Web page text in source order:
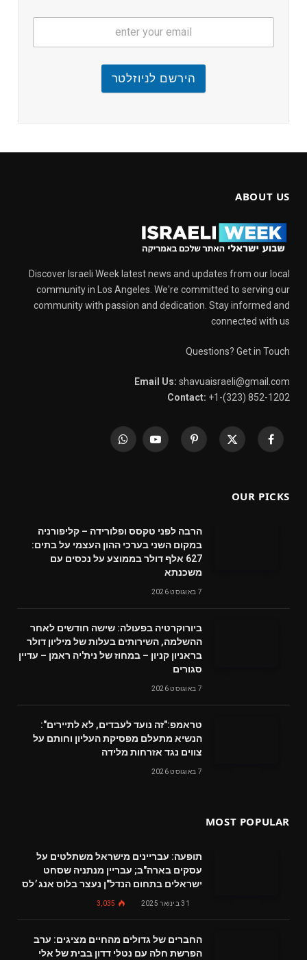
הירשם לניוזלטר
ABOUT US
Discover Israeli Week latest news and updates from our local
community in Los Angeles. We're committed to serving our
community with passion and dedication. Stay informed and
connected with us
Questions? Get in Touch
Email Us: shavuaisraeli@gmail.com
Contact: +1-(323) 852-1202
Facebook
X
Pinterest
YouTube
WhatsApp
OUR PICKS
הרבה לפני טקסס ופלורידה – קליפורניה
במקום השני בערכי ההון העצמי על בתים:
627 אלף דולר בממוצע על נכסים עם
משכנתא
7 באוגוסט 2026
ביורוקרטיה בפעולה: שישה חודשים לאחר
ההשלמה, השירותים בעלות של מיליון דולר
בראניון קניון – במחוז של נית'יה ראמן – עדיין
סגורים
7 באוגוסט 2026
טראמפ:"זה נועד לעבדים, לא לתיירים":
הנשיא מתעלם מפסיקת העליון וחותם על
צווים נגד אזרחות מלידה
7 באוגוסט 2026
MOST POPULAR
תופעה: עבריינים מישראל משתלטים על
עסקים בארה"ב; עבריין מנתניה שסחט
ישראלים בתחום הנדל"ן נעצר בלוס אנג׳לס
31 בינואר 2025 3,035
החברים של גדולים מהחיים מציגים: ערב
הפרשת חלה עם נטלי דדון בבית של אלי